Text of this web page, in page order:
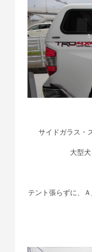
サイドガラス・
大型
テント張らずに、